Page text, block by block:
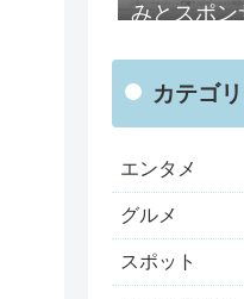
みとスポン
カテゴ
エンタメ
グルメ
スポット